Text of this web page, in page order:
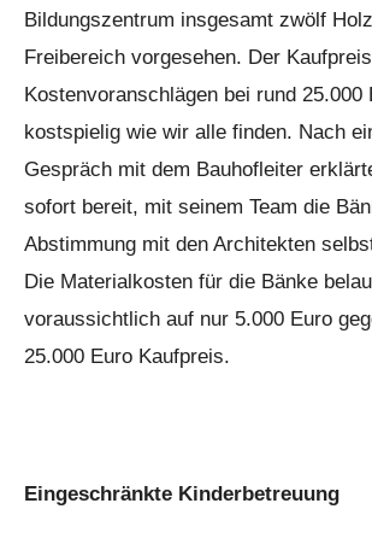
Bildungszentrum insgesamt zwölf
Freibereich vorgesehen. Der
Kostenvoranschlägen bei rund 25.000
kostspielig wie wir alle finden. Nach
Gespräch mit dem Bauhofleiter
sofort bereit, mit seinem Team die
Abstimmung mit den Architekten
Die Materialkosten für die Bänke
voraussichtlich auf nur 5.000 Euro
25.000 Euro Kaufpreis.
Eingeschränkte Kinderbetreuung